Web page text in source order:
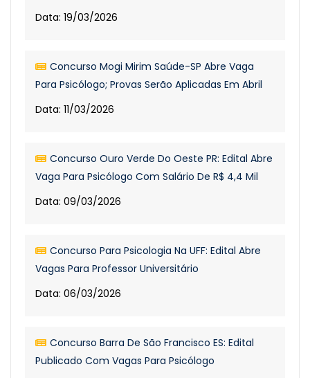
Data: 19/03/2026
Concurso Mogi Mirim Saúde-SP Abre Vaga
Para Psicólogo; Provas Serão Aplicadas Em Abril
Data: 11/03/2026
Concurso Ouro Verde Do Oeste PR: Edital Abre
Vaga Para Psicólogo Com Salário De R$ 4,4 Mil
Data: 09/03/2026
Concurso Para Psicologia Na UFF: Edital Abre
Vagas Para Professor Universitário
Data: 06/03/2026
Concurso Barra De São Francisco ES: Edital
Publicado Com Vagas Para Psicólogo